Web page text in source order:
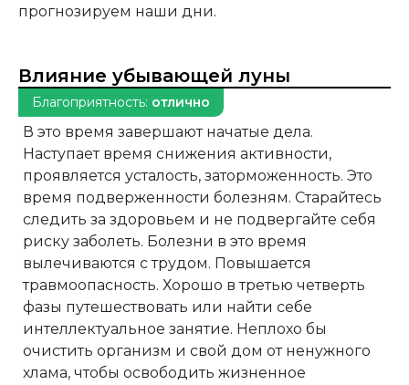
прогнозируем наши дни.
Влияние убывающей луны
Благоприятность: отлично
В это время завершают начатые дела.
Наступает время снижения активности,
проявляется усталость, заторможенность. Это
время подверженности болезням. Старайтесь
следить за здоровьем и не подвергайте себя
риску заболеть. Болезни в это время
вылечиваются с трудом. Повышается
травмоопасность. Хорошо в третью четверть
фазы путешествовать или найти себе
интеллектуальное занятие. Неплохо бы
очистить организм и свой дом от ненужного
хлама, чтобы освободить жизненное